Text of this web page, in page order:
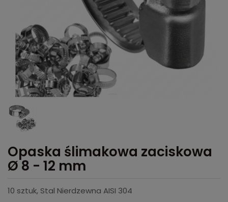
Opaska ślimakowa zaciskowa
Ø 8 - 12 mm
10 sztuk, Stal Nierdzewna AISI 304